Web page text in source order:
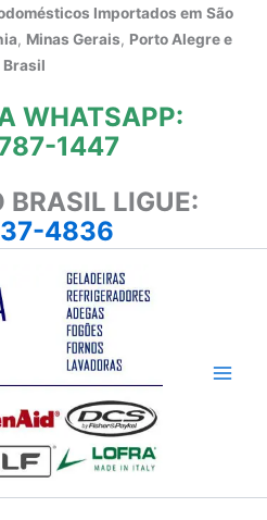
Importados em São
, Minas Gerais, Porto Alegre e
Brasil
WHATSAPP:
1447
BRASIL LIGUE:
4836